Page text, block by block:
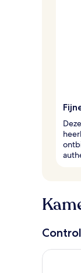
De